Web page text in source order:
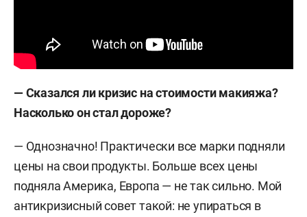
— Сказался ли кризис на стоимости макияжа?
Насколько он стал дороже?
— Однозначно! Практически все марки подняли
цены на свои продукты. Больше всех цены
подняла Америка, Европа — не так сильно. Мой
антикризисный совет такой: не упираться в